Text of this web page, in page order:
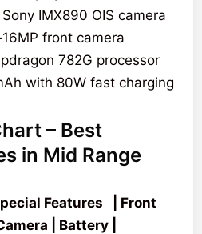
IMX890 OIS camera
16MP front camera
782G processor
with 80W fast charging
– Best
in Mid Range
Features | Front
| Battery |